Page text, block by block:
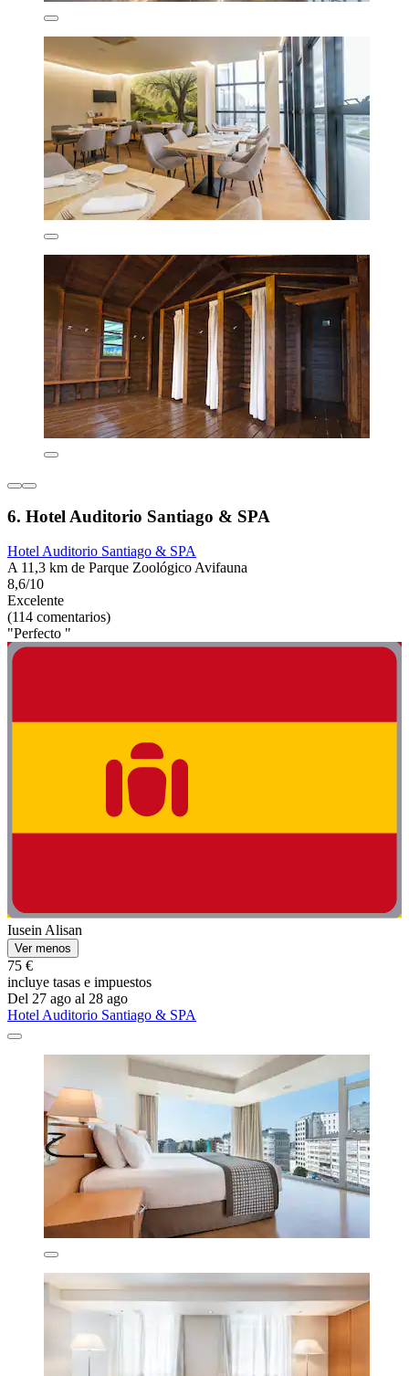
6. Hotel Auditorio Santiago & SPA
Hotel Auditorio Santiago & SPA
A 11,3 km de Parque Zoológico Avifauna
8,6/10
Excelente
(114 comentarios)
"Perfecto "
Iusein Alisan
Ver menos
75 €
incluye tasas e impuestos
Del 27 ago al 28 ago
Hotel Auditorio Santiago & SPA